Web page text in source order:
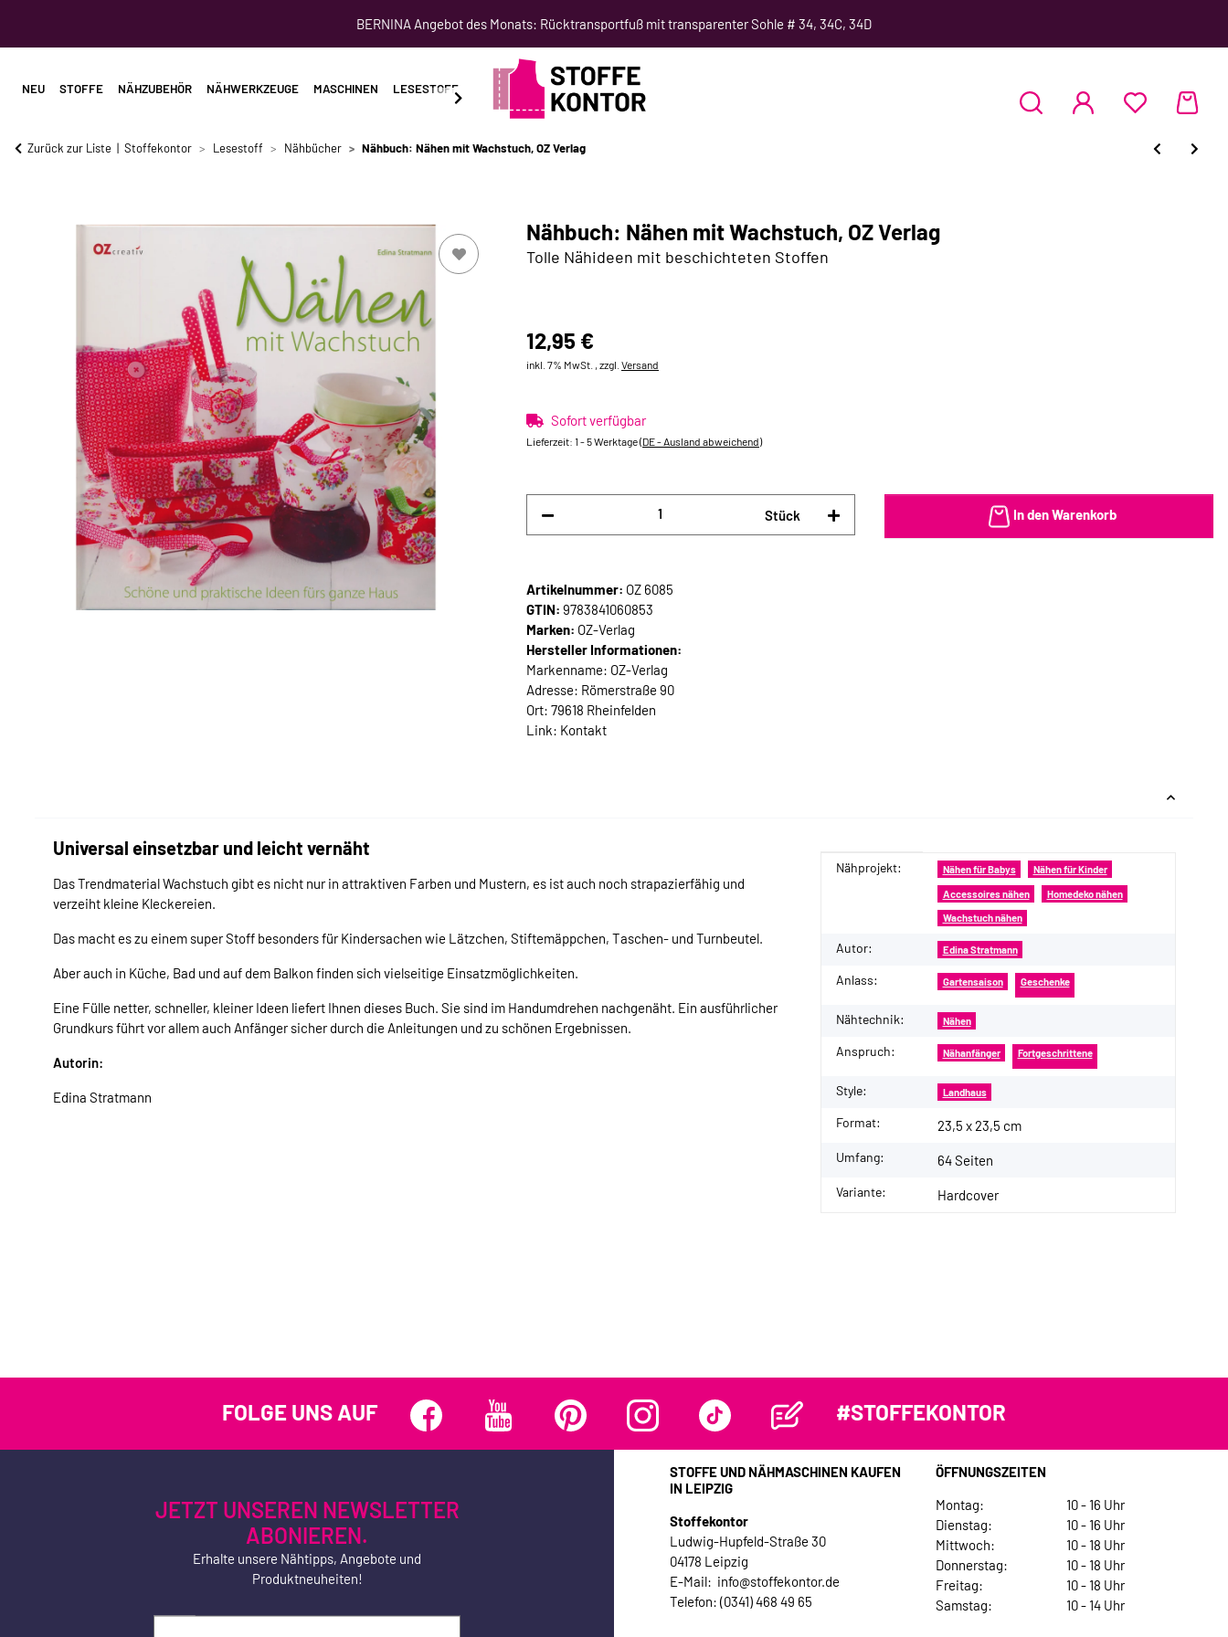
BERNINA Angebot des Monats: Rücktransportfuß mit transparenter Sohle # 34, 34C, 34D
NEU STOFFE NÄHZUBEHÖR NÄHWERKZEUGE MASCHINEN LESESTOFF SCHNITTMUSTER NÄHKURSE
Zurück zur Liste Stoffekontor Lesestoff Nähbücher Nähbuch: Nähen mit Wachstuch, OZ Verlag
Nähbuch: Nähen mit Wachstuch, OZ Verlag
Tolle Nähideen mit beschichteten Stoffen
12,95 €
inkl. 7% MwSt. , zzgl. Versand
Sofort verfügbar
Lieferzeit: 1 - 5 Werktage(DE - Ausland abweichend)
Stück In den Warenkorb
Artikelnummer: OZ 6085
GTIN: 9783841060853
Marken: OZ-Verlag
Hersteller Informationen:
Markenname: OZ-Verlag
Adresse: Römerstraße 90
Ort: 79618 Rheinfelden
Link: Kontakt
Universal einsetzbar und leicht vernäht
Das Trendmaterial Wachstuch gibt es nicht nur in attraktiven Farben und Mustern, es ist auch noch strapazierfähig und
verzeiht kleine Kleckereien.
Das macht es zu einem super Stoff besonders für Kindersachen wie Lätzchen, Stiftemäppchen, Taschen- und Turnbeutel.
Aber auch in Küche, Bad und auf dem Balkon finden sich vielseitige Einsatzmöglichkeiten.
Eine Fülle netter, schneller, kleiner Ideen liefert Ihnen dieses Buch. Sie sind im Handumdrehen nachgenäht. Ein ausführlicher
Grundkurs führt vor allem auch Anfänger sicher durch die Anleitungen und zu schönen Ergebnissen.
Autorin:
Edina Stratmann
Produkteigenschaft
Wert
Nähprojekt: Nähen für Babys Nähen für Kinder
Accessoires nähen Homedeko nähen
Wachstuch nähen
Autor: Edina Stratmann
Anlass: Gartensaison Geschenke
Nähtechnik: Nähen
Anspruch: Nähanfänger Fortgeschrittene
Style: Landhaus
Format: 23,5 x 23,5 cm
Umfang: 64 Seiten
Variante: Hardcover
FOLGE UNS AUF #STOFFEKONTOR
JETZT UNSEREN NEWSLETTER
ABONIEREN.
Erhalte unsere Nähtipps, Angebote und
Produktneuheiten!
STOFFE UND NÄHMASCHINEN KAUFEN
IN LEIPZIG
Stoffekontor
Ludwig-Hupfeld-Straße 30
04178 Leipzig
E-Mail: info@stoffekontor.de
Telefon: (0341) 468 49 65
ÖFFNUNGSZEITEN
Montag:
10 - 16 Uhr
Dienstag:
10 - 16 Uhr
Mittwoch:
10 - 18 Uhr
Donnerstag:
10 - 18 Uhr
Freitag:
10 - 18 Uhr
Samstag:
10 - 14 Uhr